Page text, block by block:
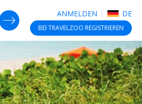
ANMELDEN DE
BEI TRAVELZOO REGISTRIEREN
SEARCH DEALS